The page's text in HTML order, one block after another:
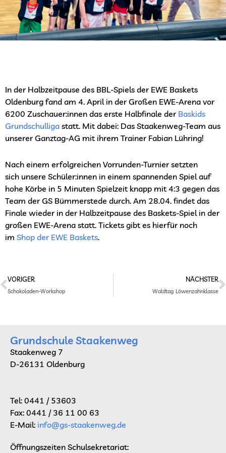
In der Halbzeitpause des BBL-Spiels der EWE Baskets
Oldenburg fand am 4. April in der Großen EWE-Arena vor
6200 Zuschauer:innen das erste Halbfinale der Baskids
Grundschulliga statt. Mit dabei: Das Staakenweg-Team aus
unserer Ganztag-AG mit ihrem Trainer Fabian Lühring!
Nach einem erfolgreichen Vorrunden-Turnier setzten
sich unsere Schüler:innen in einem spannenden Spiel auf
hohe Körbe in 5 Minuten Spielzeit knapp mit 4:3 gegen das
Team der GS Bümmerstede durch. Am 28.04. findet das
Finale wieder in der Halbzeitpause des Baskets-Spiel in der
großen EWE-Arena statt. Tickets gibt es hierfür noch
im Shop der EWE Baskets.
Prev
VORIGER
Schokoladen-Workshop
NÄCHSTER
Waldtag Löwenzahnklasse
Grundschule Staakenweg
Staakenweg 7
D-26131 Oldenburg
Tel: 0441 / 53603
Fax: 0441 / 36 11 00 63
E-Mail: info@gs-staakenweg.de
Öffnungszeiten Schulsekretariat: